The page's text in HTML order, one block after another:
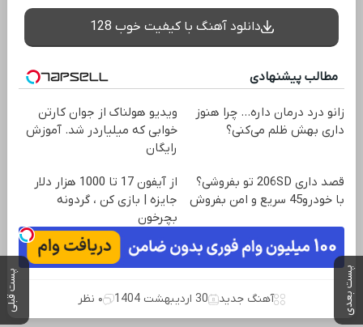
پست بعدی پست قبلی
دانلود آهنگ با کیفیت خوب 128
مطالب پیشنهادی
زانو درد درمان داره… چرا هنوز
داری بهش ظلم می‌کنی؟
ویدیو هولناک از جوان کارتن
خوابی که میلیاردر شد. آموزش
رایگان
قصد داری 206SD تو بفروشی؟
با خودرو45 سریع و امن بفروش
از آیفون 17 تا 1000 هزار دلار
جایزه | بازی کن ، گردونه
بچرخون
آهنگ جدید 30 اردیبهشت 1404 ۰ نظر